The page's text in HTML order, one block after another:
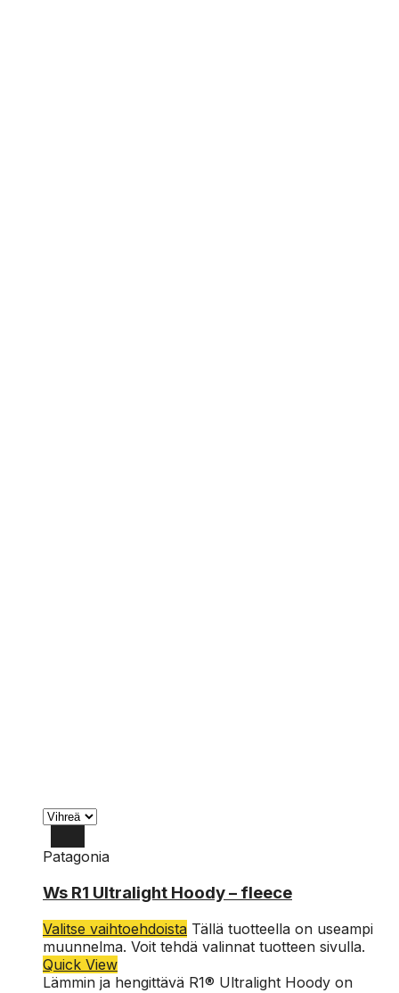
S
Patagonia
Ws R1 Ultralight Hoody – fleece
Valitse vaihtoehdoista Tällä tuotteella on useampi
muunnelma. Voit tehdä valinnat tuotteen sivulla.
Quick View
Lämmin ja hengittävä R1® Ultralight Hoody on